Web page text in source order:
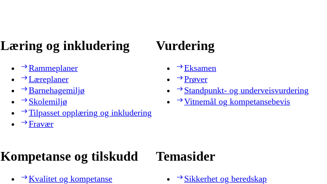
Læring og inkludering
Rammeplaner
Læreplaner
Barnehagemiljø
Skolemiljø
Tilpasset opplæring og inkludering
Fravær
Vurdering
Eksamen
Prøver
Standpunkt- og underveisvurdering
Vitnemål og kompetansebevis
Kompetanse og tilskudd
Kvalitet og kompetanse
Temasider
Sikkerhet og beredskap